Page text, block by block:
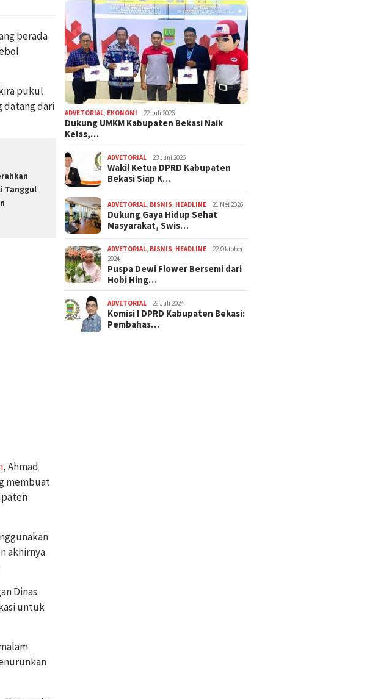
berada
pukul
datang dari
Tanggul
, Ahmad
membuat
akhirnya
Dinas
untuk
ADVETORIAL EKONOMI 22 Juli 2026
Dukung UMKM Kabupaten Bekasi Naik
Kelas,…
ADVETORIAL 23 Juni 2026
Wakil Ketua DPRD Kabupaten
Bekasi Siap K…
ADVETORIAL BISNIS HEADLINE 21 Mei 2026
Dukung Gaya Hidup Sehat
Masyarakat, Swis…
ADVETORIAL BISNIS HEADLINE
22 Oktober
2024
Puspa Dewi Flower Bersemi dari
Hobi Hing…
ADVETORIAL 28 Juli 2024
Komisi I DPRD Kabupaten Bekasi:
Pembahas…